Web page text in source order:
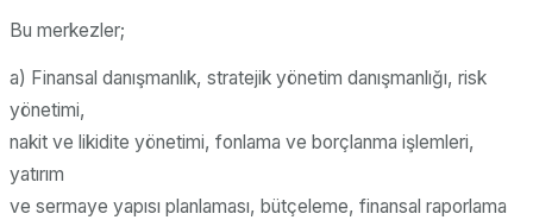
Bu merkezler;
a) Finansal danışmanlık, stratejik yönetim danışmanlığı, risk
yönetimi,
nakit ve likidite yönetimi, fonlama ve borçlanma işlemleri,
yatırım
ve sermaye yapısı planlaması, bütçeleme, finansal raporlama